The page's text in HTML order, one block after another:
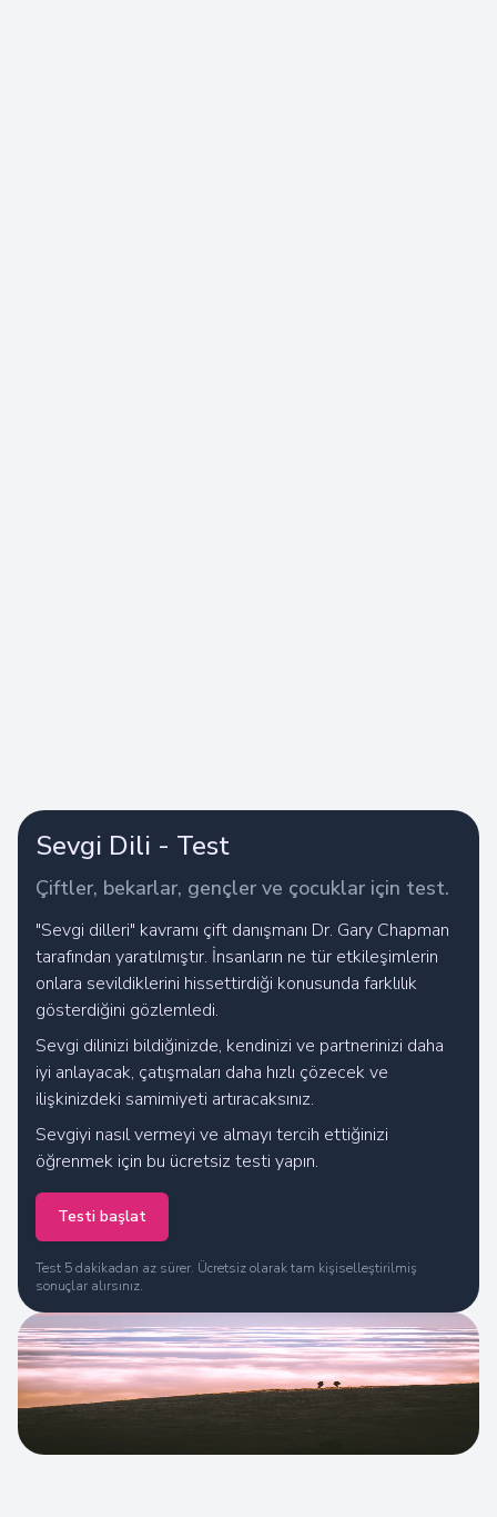
Sevgi Dili - Test
Çiftler, bekarlar, gençler ve çocuklar için test.
"Sevgi dilleri" kavramı çift danışmanı Dr. Gary Chapman
tarafından yaratılmıştır. İnsanların ne tür etkileşimlerin
onlara sevildiklerini hissettirdiği konusunda farklılık
gösterdiğini gözlemledi.
Sevgi dilinizi bildiğinizde, kendinizi ve partnerinizi daha
iyi anlayacak, çatışmaları daha hızlı çözecek ve
ilişkinizdeki samimiyeti artıracaksınız.
Sevgiyi nasıl vermeyi ve almayı tercih ettiğinizi
öğrenmek için bu ücretsiz testi yapın.
Testi başlat
Test 5 dakikadan az sürer. Ücretsiz olarak tam kişiselleştirilmiş
sonuçlar alırsınız.
Sonuçlarınızı hesaplıyoruz